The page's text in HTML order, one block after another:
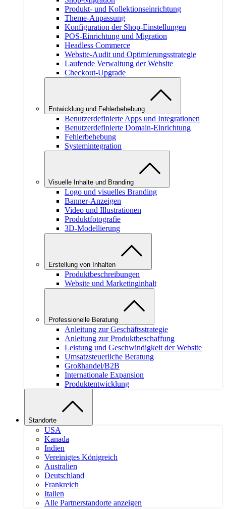
Produkt- und Kollektionseinrichtung
Theme-Anpassung
Konfiguration der Shop-Einstellungen
POS-Einrichtung und Migration
Headless Commerce
Website-Audit und Optimierungsstrategie
Laufende Verwaltung der Website
Checkout-Upgrade
Entwicklung und Fehlerbehebung
Benutzerdefinierte Apps und Integrationen
Benutzerdefinierte Domain-Einrichtung
Fehlerbehebung
Systemintegration
Visuelle Inhalte und Branding
Logo und visuelles Branding
Banner-Anzeigen
Video und Illustrationen
Produktfotografie
3D-Modellierung
Erstellung von Inhalten
Produktbeschreibungen
Website und Marketinginhalt
Professionelle Beratung
Anleitung zur Geschäftsstrategie
Anleitung zur Produktbeschaffung
Leistung und Geschwindigkeit der Website
Umsatzsteuerliche Beratung
Großhandel/B2B
Internationale Expansion
Produktentwicklung
Standorte
USA
Kanada
Indien
Vereinigtes Königreich
Australien
Deutschland
Frankreich
Italien
Alle Partnerstandorte anzeigen